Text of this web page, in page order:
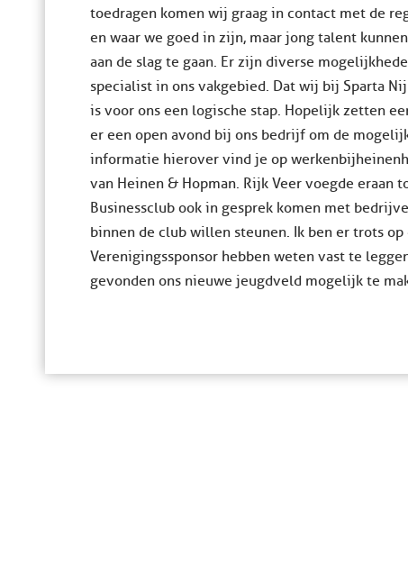
toedragen komen wij graag in contact met de
en waar we goed in zijn, maar jong talent
aan de slag te gaan. Er zijn diverse
specialist in ons vakgebied. Dat wij bij Sparta
is voor ons een logische stap. Hopelijk zetten
er een open avond bij ons bedrijf om de
informatie hierover vind je op
van Heinen & Hopman. Rijk Veer voegde eraan
Businessclub ook in gesprek komen met
binnen de club willen steunen. Ik ben er trots
Verenigingssponsor hebben weten vast te
gevonden ons nieuwe jeugdveld mogelijk te